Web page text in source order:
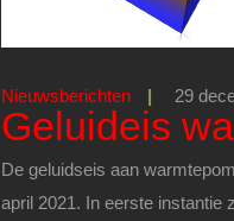
Nieuwsberichten | 29
Geluideis
De geluidseis aan
april 2021. In eerste instantie